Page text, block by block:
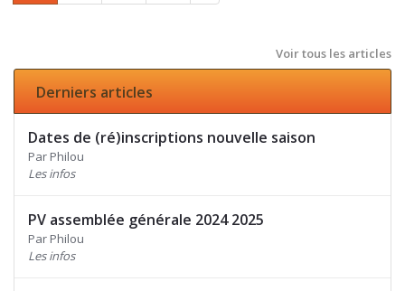
Voir tous les articles
Derniers articles
Dates de (ré)inscriptions nouvelle saison
Par Philou
Les infos
PV assemblée générale 2024 2025
Par Philou
Les infos